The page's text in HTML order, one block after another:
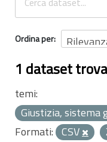
Ordina per
1 dataset
temi:
Giustizia, sistema
Formati: CSV